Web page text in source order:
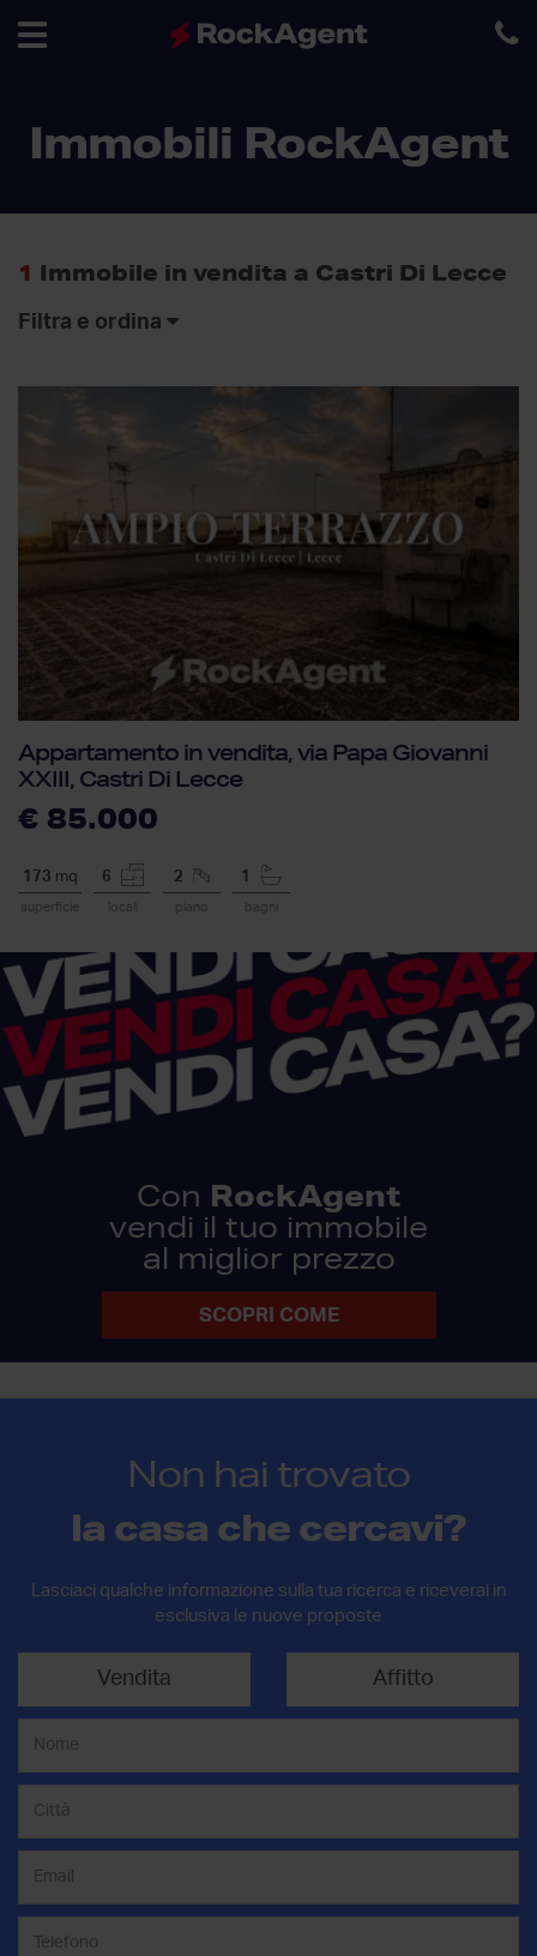
navigation
Immobili RockAgent
1 Immobile in vendita a Castri Di Lecce
Filtra e ordina
Appartamento in vendita, via Papa Giovanni
XXIII, Castri Di Lecce
€ 85.000
173 mq
superficie
6
locali
2
piano
1
bagni
Con RockAgent
vendi il tuo immobile
al miglior prezzo
SCOPRI COME
Non hai trovato
la casa che cercavi?
Lasciaci qualche informazione sulla tua ricerca e riceverai in
esclusiva le nuove proposte
Vendita Affitto